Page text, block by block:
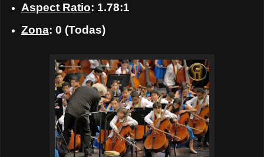
Aspect Ratio: 1.78:1
Zona: 0 (Todas)